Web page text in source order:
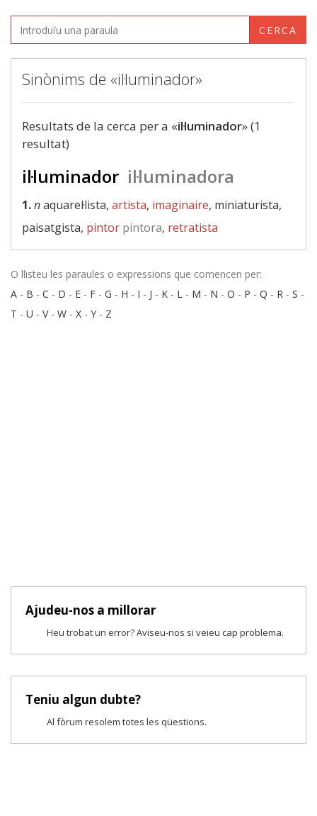
CERCA
Sinònims de «il·luminador»
Resultats de la cerca per a «il·luminador» (1
resultat)
il·luminador il·luminadora
1.naquarel·lista, artista, imaginaire, miniaturista,
paisatgista, pintor pintora, retratista
O llisteu les paraules o expressions que comencen per:
A - B - C - D - E - F - G - H - I - J - K - L - M - N - O - P - Q - R - S -
T - U - V- W - X - Y - Z
Ajudeu-nos a millorar
Heu trobat un error? Aviseu-nos si veieu cap problema.
Teniu algun dubte?
Al fòrum resolem totes les qüestions.